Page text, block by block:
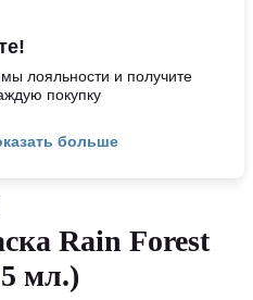
лояльности и получите
покупку
больше
Rain Forest
мл.)